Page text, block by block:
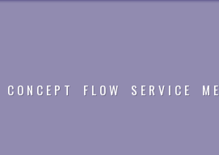
CONCEPT FLOW SERVICE